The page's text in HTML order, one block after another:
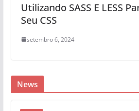
Utilizando SASS E LESS
Seu CSS
setembro 6, 2024
News